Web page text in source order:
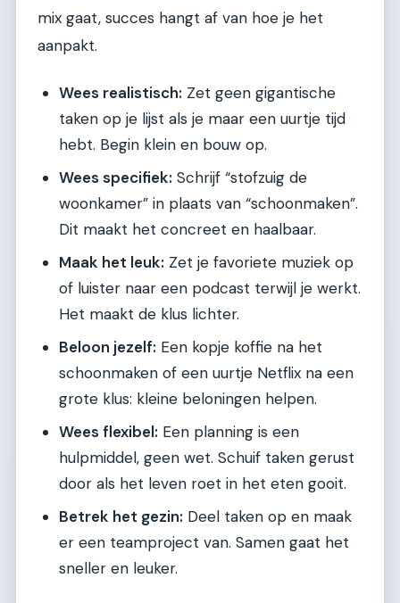
mix gaat, succes hangt af van hoe je het
aanpakt.
Wees realistisch: Zet geen gigantische
taken op je lijst als je maar een uurtje tijd
hebt. Begin klein en bouw op.
Wees specifiek: Schrijf “stofzuig de
woonkamer” in plaats van “schoonmaken”.
Dit maakt het concreet en haalbaar.
Maak het leuk: Zet je favoriete muziek op
of luister naar een podcast terwijl je werkt.
Het maakt de klus lichter.
Beloon jezelf: Een kopje koffie na het
schoonmaken of een uurtje Netflix na een
grote klus: kleine beloningen helpen.
Wees flexibel: Een planning is een
hulpmiddel, geen wet. Schuif taken gerust
door als het leven roet in het eten gooit.
Betrek het gezin: Deel taken op en maak
er een teamproject van. Samen gaat het
sneller en leuker.